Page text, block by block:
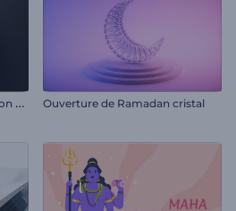
A
nimation de Logo Expansion des Particules Ouverture de Ramadan cristal